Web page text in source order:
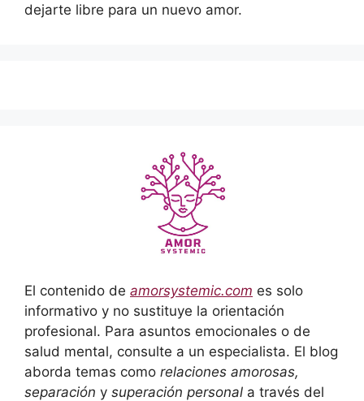
dejarte libre para un nuevo amor.
El contenido de amorsystemic.com es solo
informativo y no sustituye la orientación
profesional. Para asuntos emocionales o de
salud mental, consulte a un especialista. El blog
aborda temas como relaciones amorosas,
separación y superación personal a través del